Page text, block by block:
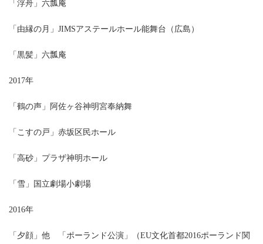
「浮舟」六瓢庵
「由縁の月」JIMSアステールホール能舞台（広島）
「黒髪」六瓢庵
2017年
「鶴の声」阿佐ヶ谷神明宮奉納舞
「こすの戸」赤坂区民ホール
「高砂」プラザ神明ホール
「雪」国立劇場小劇場
2016年
「夕顔」他 「ポーランド公演」（EU文化首都2016ポーランド関